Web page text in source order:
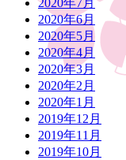
2020年7月
2020年6月
2020年5月
2020年4月
2020年3月
2020年2月
2020年1月
2019年12月
2019年11月
2019年10月